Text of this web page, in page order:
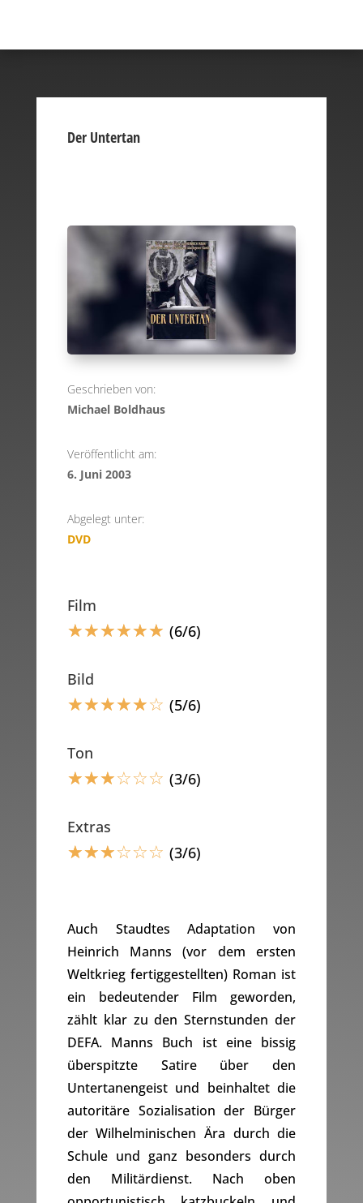
Der Untertan
Geschrieben von:
Michael Boldhaus
Veröffentlicht am:
6. Juni 2003
Abgelegt unter:
DVD
Film
☆☆☆☆☆☆ (6/6)
Bild
☆☆☆☆☆☆ (5/6)
Ton
☆☆☆☆☆☆ (3/6)
Extras
☆☆☆☆☆☆ (3/6)
Auch Staudtes Adaptation von
Heinrich Manns (vor dem ersten
Weltkrieg fertiggestellten) Roman ist
ein bedeutender Film geworden,
zählt klar zu den Sternstunden der
DEFA. Manns Buch ist eine bissig
überspitzte Satire über den
Untertanengeist und beinhaltet die
autoritäre Sozialisation der Bürger
der Wilhelminischen Ära durch die
Schule und ganz besonders durch
den Militärdienst. Nach oben